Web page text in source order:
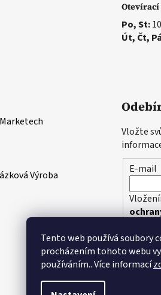
Tento web používá soubory
procházením tohoto webu
používáním.. Více informací
Otevírací
Po, St:
Út, Čt,
Výroba
Vložte
E-mail